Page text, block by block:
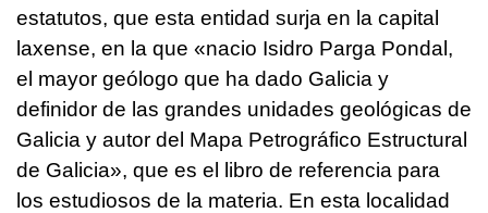
estatutos, que esta entidad surja en la capital
laxense, en la que «nacio Isidro Parga Pondal,
el mayor geólogo que ha dado Galicia y
definidor de las grandes unidades geológicas de
Galicia y autor del Mapa Petrográfico Estructural
de Galicia», que es el libro de referencia para
los estudiosos de la materia. En esta localidad